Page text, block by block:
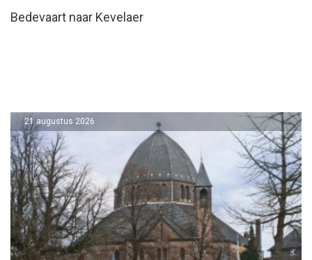
Bedevaart naar Kevelaer
21 augustus 2026